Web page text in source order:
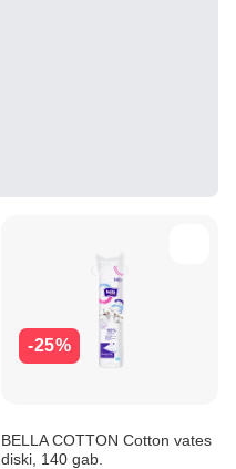
-25%
BELLA COTTON Cotton vates
diski, 140 gab.